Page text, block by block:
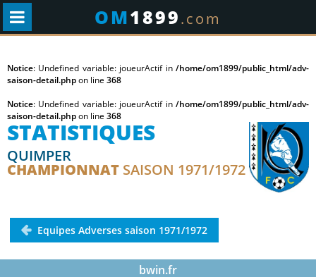
OM1899.com
Notice: Undefined variable: joueurActif in /home/om1899/public_html/adv-
saison-detail.phpon line 368
Notice: Undefined variable: joueurActif in /home/om1899/public_html/adv-
saison-detail.phpon line 368
STATISTIQUES
QUIMPER
CHAMPIONNAT SAISON 1971/1972
Equipes Adverses saison 1971/1972
bwin.fr